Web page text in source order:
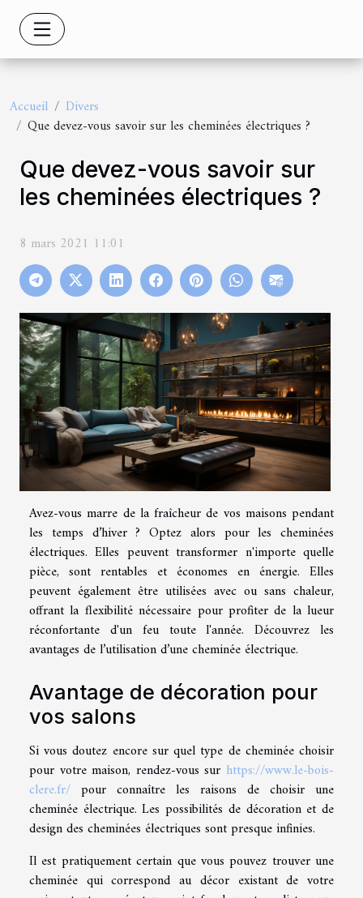
Accueil
Divers
Que devez-vous savoir sur les cheminées électriques ?
Que devez-vous savoir sur
les cheminées électriques ?
8 mars 2021 11:01
Avez-vous marre de la fraîcheur de vos maisons pendant
les temps d’hiver ? Optez alors pour les cheminées
électriques. Elles peuvent transformer n'importe quelle
pièce, sont rentables et économes en énergie. Elles
peuvent également être utilisées avec ou sans chaleur,
offrant la flexibilité nécessaire pour profiter de la lueur
réconfortante d'un feu toute l'année. Découvrez les
avantages de l’utilisation d’une cheminée électrique.
Avantage de décoration pour
vos salons
Si vous doutez encore sur quel type de cheminée choisir
pour votre maison, rendez-vous sur https://www.le-bois-
clere.fr/ pour connaître les raisons de choisir une
cheminée électrique. Les possibilités de décoration et de
design des cheminées électriques sont presque infinies.
Il est pratiquement certain que vous pouvez trouver une
cheminée qui correspond au décor existant de votre